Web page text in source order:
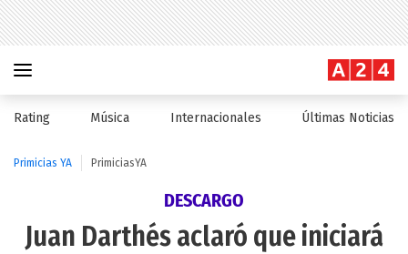
Rating Música Internacionales Últimas Noticias
Primicias YA PrimiciasYA
DESCARGO
Juan Darthés aclaró que iniciará